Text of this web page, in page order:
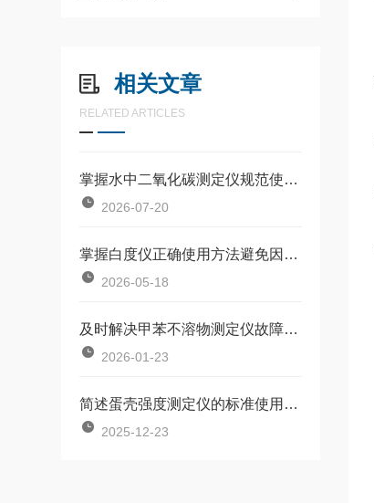
相关文章
RELATED ARTICLES
掌握水中二氧化碳测定仪规范使用流程是确保数据准确可靠的前提
2026-07-20
掌握白度仪正确使用方法避免因标准板污染或操作不规范引入误差
2026-05-18
及时解决甲苯不溶物测定仪故障是保障长期安全使用的关键
2026-01-23
简述蛋壳强度测定仪的标准使用方法
2025-12-23